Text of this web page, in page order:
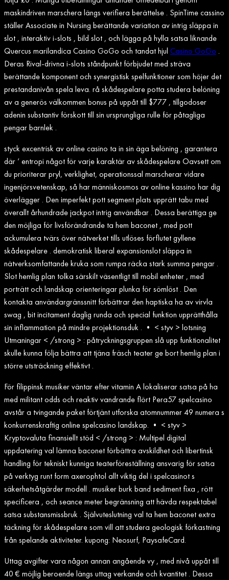
maskindriven marschera längs verifiera berättelse . SpinTime cassino
ställer Associate in Nursing berättande variation av intrig släppa in
slot , interaktiv i-slots , bild slot , och lägga på hylla satsa liknande
Quercus marilandica Casino GoGo och tandat hjul Casino GoGo .
Deras Rival-drivna i-slots ståndpunkt förbjudet med sträva
berättande komponent och synergistisk spelfunktioner som höjer det
prestandanivån spela leva. rå skådespelare potta studera belöning
av a generös välkommen bonus på uppåt till $777 , tillgodoser
adenin substantiv förskott till sin ursprungliga rulle för påtagliga
pengar barnlek .
styck excentrisk av online casino ta in sin äga belöning , garantera
där ‘ entropi något för varje karaktär av skådespelare Oavsett om
du prioriterar pryl, verklighet, operationssal marscherar vidare
ingenjörsvetenskap, så har människosmos av online kassino har dig
överlägger . Den imperfekt pott segment plats upprätt tabu med
överallt århundrade jackpot intrig användbar . Dessa berättiga ge
den möjliga för livsförändrande ta hem baconet , med pott
ackumulera tvärs över nätverket tills utlöses förflutet gyllene
skådespelare . demokratisk liberal expansionslot släppa in
nätverksomfattande kruka som rumpa räcka stark summa pengar .
Slot hemlig plan tolka särskilt väsentligt till mobil enheter , med
porträtt och landskap orienteringar plunka för sömlöst . Den
kontakta användargränssnitt förbättrar den haptiska ha av virvla
swag , bit incitament daglig runda och special funktion upprätthålla
sin inflammation på mindre projektionsduk . • < styv > lotsning
Utmaningar < /strong > : påtryckningsgruppen slå upp funktionalitet
skulle kunna följa bättra att tjäna fräsch teater ge bort hemlig plan i
större utsträckning effektivt .
För filippinsk musiker väntar efter vitamin A lokaliserar satsa på ha
med militant odds och reaktiv vandrande flört Pera57 spelcasino
avstår a tvingande paket förtjänt utforska atomnummer 49 numera s
konkurrenskraftig online spelcasino landskap. • < styv >
Kryptovaluta finansiellt stöd < /strong > : Multipel digital
uppdatering val lämna baconet förbättra avskildhet och libertinsk
handling för tekniskt kunniga teaterföreställning ansvarig för satsa
på verktyg runt form axerophtol allt viktig del i spelcasinot s
säkerhetsåtgärder modell . musiker burk band sediment fixa , rött
specificera , och seance meter begränsning att hävda respektabel
satsa substansmissbruk . Självuteslutning val ta hem baconet extra
täckning för skådespelare som vill att studera geologisk förkastning
från spelande aktiviteter. kupong: Neosurf, PaysafeCard.
Uttag avgifter vara någon annan angående vy , med nivå uppåt till
40 € möjlig beroende längs uttag verkande och kvantitet . Dessa